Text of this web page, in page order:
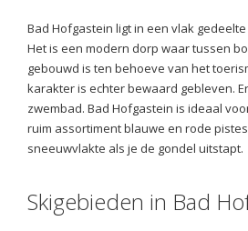
Bad Hofgastein ligt in een vlak
Het is een modern dorp waar tussen
gebouwd is ten behoeve van het
karakter is echter bewaard gebleven.
zwembad. Bad Hofgastein is ideaal
ruim assortiment blauwe en rode
sneeuwvlakte als je de gondel uitstapt.
Skigebieden in Bad